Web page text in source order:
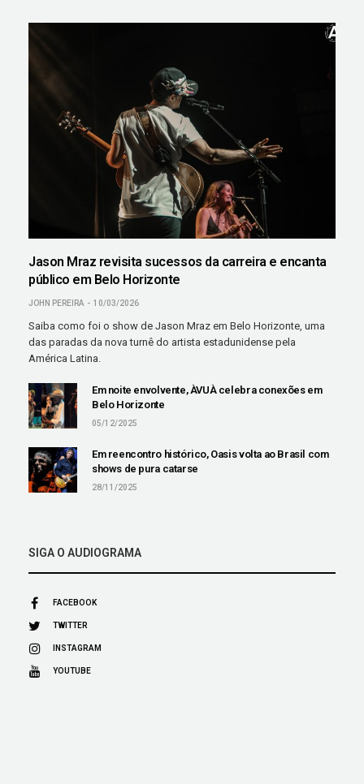
Jason Mraz revisita sucessos da carreira e encanta
público em Belo Horizonte
JOHN PEREIRA 10/03/2026
Saiba como foi o show de Jason Mraz em Belo Horizonte, uma
das paradas da nova turnê do artista estadunidense pela
América Latina.
Em noite envolvente, ÀVUÀ celebra conexões em
Belo Horizonte
05/12/2025
Em reencontro histórico, Oasis volta ao Brasil com
shows de pura catarse
28/11/2025
SIGA O AUDIOGRAMA
FACEBOOK
TWITTER
INSTAGRAM
YOUTUBE